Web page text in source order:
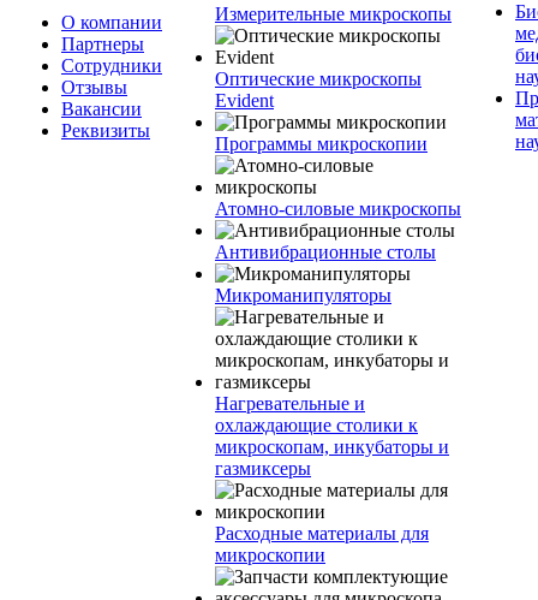
О компании
Партнеры
Сотрудники
Отзывы
Вакансии
Реквизиты
Измерительные микроскопы
Оптические микроскопы
Evident
Программы микроскопии
Атомно-силовые микроскопы
Антивибрационные столы
Микроманипуляторы
Нагревательные и
охлаждающие столики к
микроскопам, инкубаторы и
газмиксеры
Расходные материалы для
микроскопии